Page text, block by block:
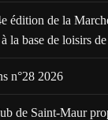
édition de la
la base de loisirs
n°28 2026
de Saint-Maur